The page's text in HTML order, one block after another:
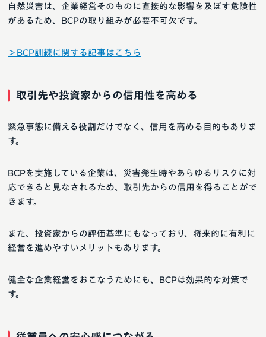
自然災害は、企業経営そのものに直接的な影響を及ぼす危険性
があるため、BCPの取り組みが必要不可欠です。
＞BCP訓練に関する記事はこちら
取引先や投資家からの信用性を高める
緊急事態に備える役割だけでなく、信用を高める目的もありま
す。
BCPを実施している企業は、災害発生時やあらゆるリスクに対
応できると見なされるため、取引先からの信用を得ることがで
きます。
また、投資家からの評価基準にもなっており、将来的に有利に
経営を進めやすいメリットもあります。
健全な企業経営をおこなうためにも、BCPは効果的な対策で
す。